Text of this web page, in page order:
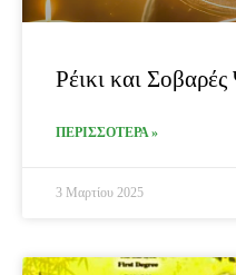
Ρέικι και
ΠΕΡΙΣΣΟΤΕΡΑ »
3 Μαρτίου 2025